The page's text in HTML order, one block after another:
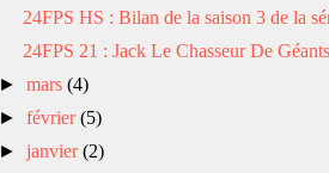
24FPS HS : Bilan de la saison 3 de la
24FPS 21 : Jack Le Chasseur De Géants
►mars(4)
►février(5)
►janvier(2)